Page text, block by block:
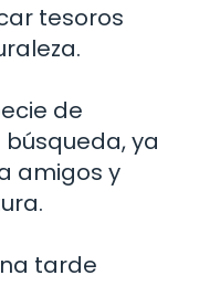
tesoros
de
ya
amigos y
tarde